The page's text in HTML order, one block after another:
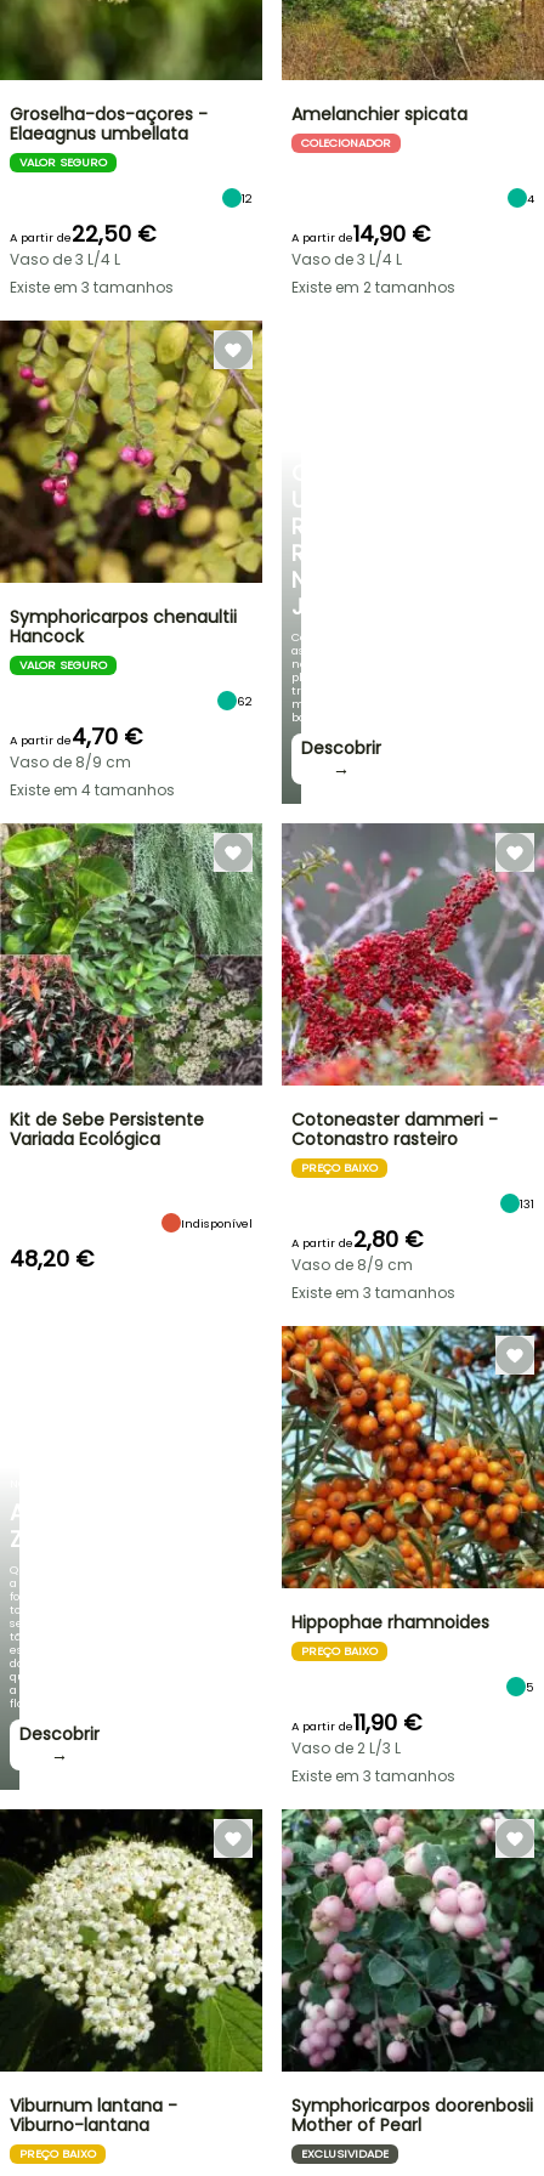
UM
RECANTO
REFRESCANTE
NO
JARDIM
Com
as
nossas
plantas
trepadeiras
mais
bonitas!
Descobrir
→
AGAPANTHUS
ZAMBEZI
Quando
a
folhagem
torna-
se
tão
espetacular
do
que
a
floração!
Descobrir
→
Groselha-dos-açores -
Elaeagnus umbellata
VALOR SEGURO
12
A partir de22,50 €
Vaso de 3 L/4 L
Existe em 3 tamanhos
Amelanchier spicata
COLECIONADOR
4
A partir de14,90 €
Vaso de 3 L/4 L
Existe em 2 tamanhos
Symphoricarpos chenaultii
Hancock
VALOR SEGURO
62
A partir de4,70 €
Vaso de 8/9 cm
Existe em 4 tamanhos
Kit de Sebe Persistente
Variada Ecológica
Indisponível
48,20 €
Cotoneaster dammeri -
Cotonastro rasteiro
PREÇO BAIXO
131
A partir de2,80 €
Vaso de 8/9 cm
Existe em 3 tamanhos
Hippophae rhamnoides
PREÇO BAIXO
5
A partir de11,90 €
Vaso de 2 L/3 L
Existe em 3 tamanhos
Viburnum lantana -
Viburno-lantana
PREÇO BAIXO
Symphoricarpos doorenbosii
Mother of Pearl
EXCLUSIVIDADE